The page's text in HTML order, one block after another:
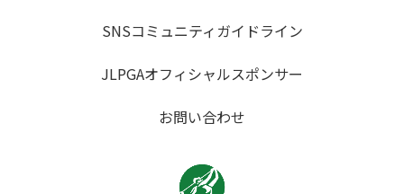
SNSコミュニティガイドライン
JLPGAオフィシャルスポンサー
お問い合わせ